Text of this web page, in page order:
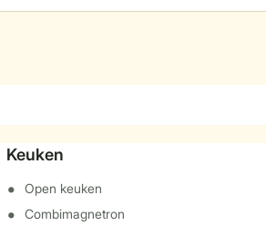
Keuken
Open keuken
Combimagnetron